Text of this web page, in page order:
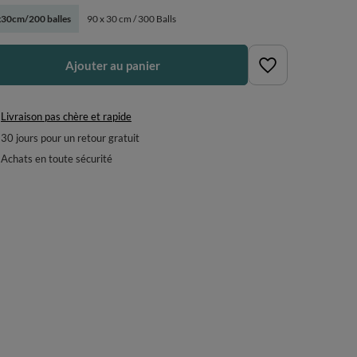
200 balles 90 x 30 cm / 300 Balls
Ajouter au panier
Livraison pas chère et rapide
30 jours pour un retour gratuit
Achats en toute sécurité